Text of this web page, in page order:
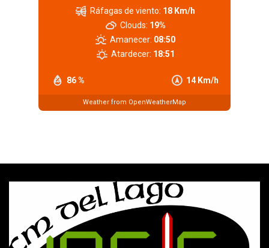
86 % 14 Km/h
Ráfagas de viento: 18 Km/h
Clouds: 19%
Amanecer: 08:50
Atardecer: 18:51
Weather from OpenWeatherMap